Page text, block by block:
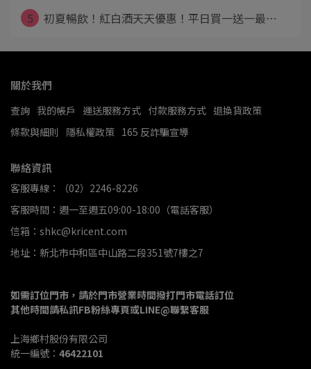
5
初夏暢飲！紅白酒天天優惠！平日買一送一最⋯
關於我們
查詢 我的帳戶 運送服務方式 付款服務方式 退換貨政策
條款與細則
隱私權政策 165 反詐騙宣導
聯絡資訊
客服專線：（02）2246-8226
客服時間：週一至週五09:00-18:00（電話客服）
信箱：shkc@kricent.com
地址：新北市中和區中山路二段351號7樓之7
如需訂位門市，請於門市營業時間撥打門市電話訂位
其他時間請私訊FB粉絲專頁或LINE@聯繫客服
上海鄉村股份有限公司
統一編號： 46422101